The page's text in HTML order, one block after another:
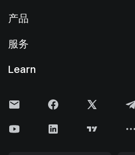
新闻中心
Cookie 政策
产品
现货交易
理财中心
服务
费率标准
Learn
Gate 快讯